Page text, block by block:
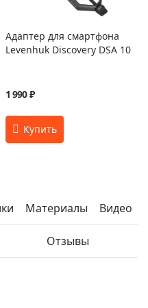
Адаптер для смартфона
Levenhuk Discovery DSA 10
1 990 ₽
Материалы Видео
Отзывы